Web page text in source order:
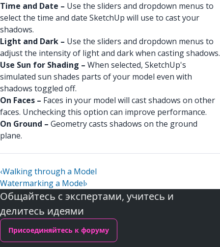
Time and Date – Use the sliders and dropdown menus to
select the time and date SketchUp will use to cast your
shadows.
Light and Dark – Use the sliders and dropdown menus to
adjust the intensity of light and dark when casting shadows.
Use Sun for Shading – When selected, SketchUp's
simulated sun shades parts of your model even with
shadows toggled off.
On Faces – Faces in your model will cast shadows on other
faces. Unchecking this option can improve performance.
On Ground – Geometry casts shadows on the ground
plane.
‹Walking through a Model
Watermarking a Model›
Общайтесь с экспертами, учитесь и
делитесь идеями
Присоединяйтесь к форуму